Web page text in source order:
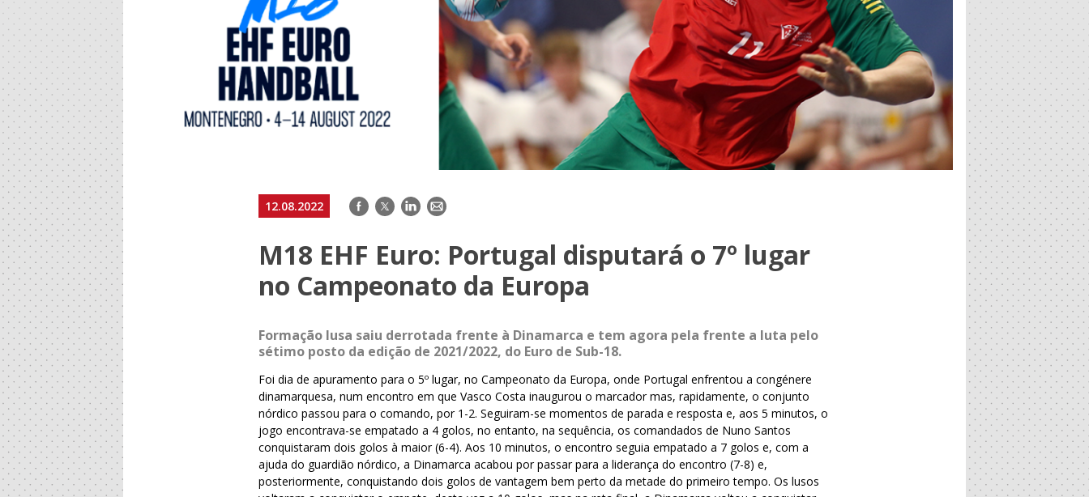
12.08.2022 Facebook
TwitterLinkedIn
E-
M18 EHF Euro: Portugal disputará o 7º lugar
no Campeonato da Europa
Formação lusa saiu derrotada frente à Dinamarca e tem agora pela frente a luta pelo
sétimo posto da edição de 2021/2022, do Euro de Sub-18.
Foi dia de apuramento para o 5º lugar, no Campeonato da Europa, onde Portugal enfrentou a congénere
dinamarquesa, num encontro em que Vasco Costa inaugurou o marcador mas, rapidamente, o conjunto
nórdico passou para o comando, por 1-2. Seguiram-se momentos de parada e resposta e, aos 5 minutos, o
jogo encontrava-se empatado a 4 golos, no entanto, na sequência, os comandados de Nuno Santos
conquistaram dois golos à maior (6-4). Aos 10 minutos, o encontro seguia empatado a 7 golos e, com a
ajuda do guardião nórdico, a Dinamarca acabou por passar para a liderança do encontro (7-8) e,
posteriormente, conquistando dois golos de vantagem bem perto da metade do primeiro tempo. Os lusos